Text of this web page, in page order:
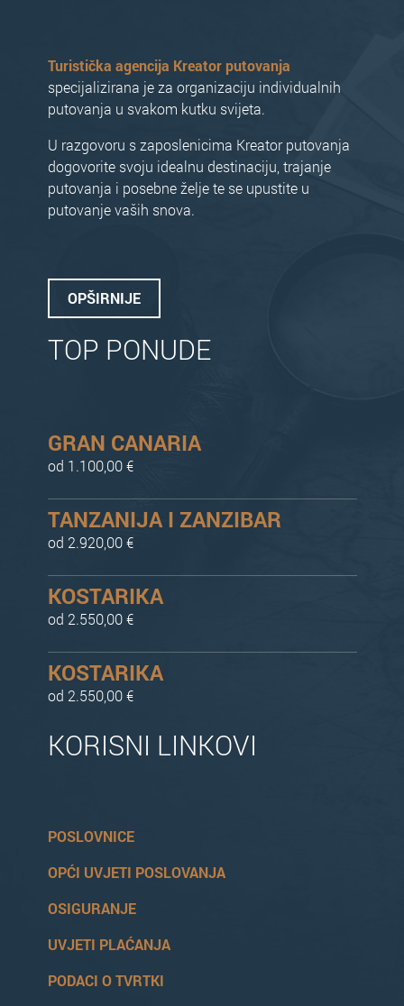
Turistička agencija Kreator putovanja
specijalizirana je za organizaciju individualnih
putovanja u svakom kutku svijeta.
U razgovoru s zaposlenicima Kreator putovanja
dogovorite svoju idealnu destinaciju, trajanje
putovanja i posebne želje te se upustite u
putovanje vaših snova.
OPŠIRNIJE
TOP PONUDE
GRAN CANARIA
od 1.100,00 €
TANZANIJA I ZANZIBAR
od 2.920,00 €
KOSTARIKA
od 2.550,00 €
KOSTARIKA
od 2.550,00 €
KORISNI LINKOVI
POSLOVNICE
OPĆI UVJETI POSLOVANJA
OSIGURANJE
UVJETI PLAĆANJA
PODACI O TVRTKI